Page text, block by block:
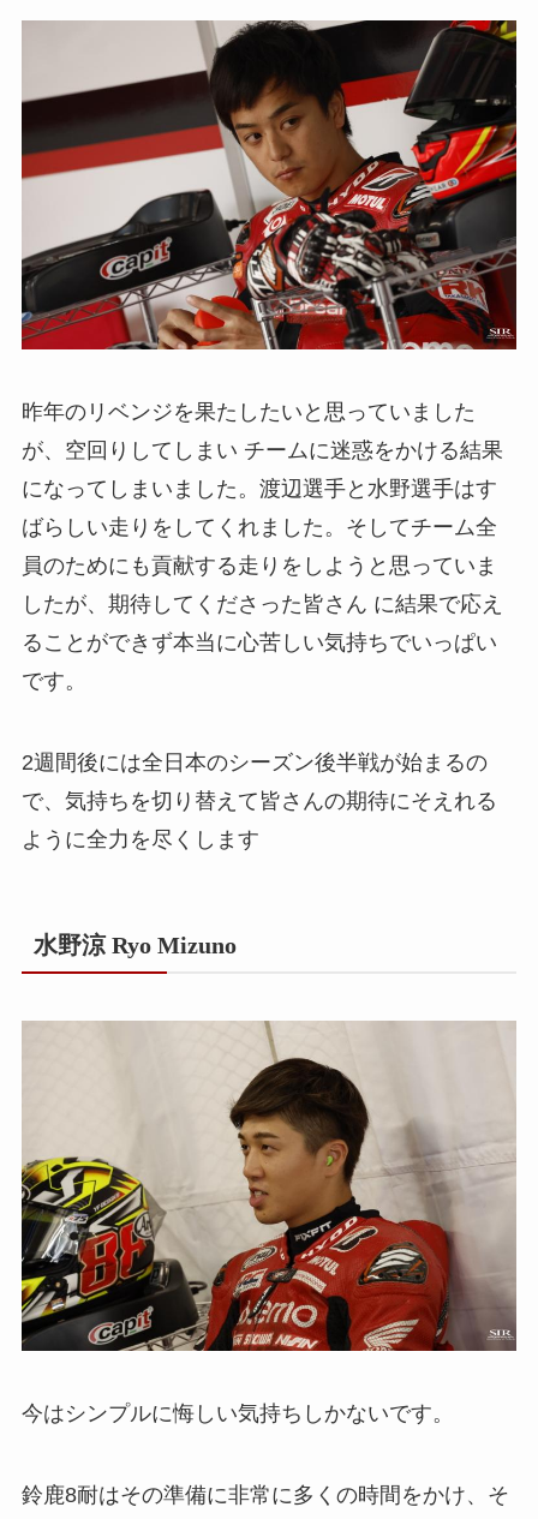
昨年のリベンジを果たしたいと思っていました
が、空回りしてしまい チームに迷惑をかける結果
になってしまいました。渡辺選手と水野選手はす
ばらしい走りをしてくれました。そしてチーム全
員のためにも貢献する走りをしようと思っていま
したが、期待してくださった皆さん に結果で応え
ることができず本当に心苦しい気持ちでいっぱい
です。
2週間後には全日本のシーズン後半戦が始まるの
で、気持ちを切り替えて皆さんの期待にそえれる
ように全力を尽くします
水野涼 Ryo Mizuno
今はシンプルに悔しい気持ちしかないです。
鈴鹿8耐はその準備に非常に多くの時間をかけ、そ